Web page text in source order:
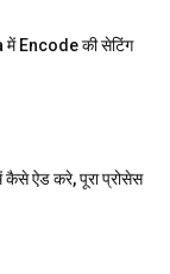
Encode की सेटिंग
कैसे ऐड करे, पूरा प्रोसेस